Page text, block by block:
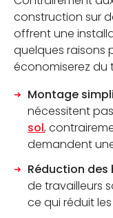
construction sur
offrent une
quelques raisons
économiserez du
Montage
nécessitent
sol,
demandent
Réduction
de travailleurs
ce qui réduit